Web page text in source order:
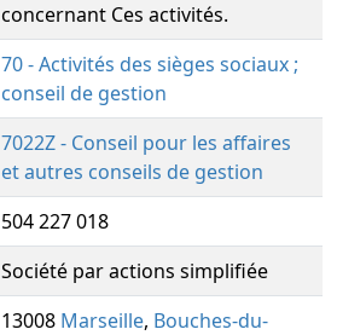
concernant Ces activités.
70 - Activités des sièges sociaux ;
conseil de gestion
7022Z - Conseil pour les affaires
et autres conseils de gestion
504 227 018
Société par actions simplifiée
13008 Marseille, Bouches-du-